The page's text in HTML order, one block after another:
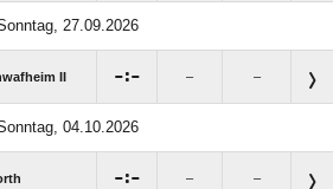
27.09.2026
II : – –
04.10.2026
: – –